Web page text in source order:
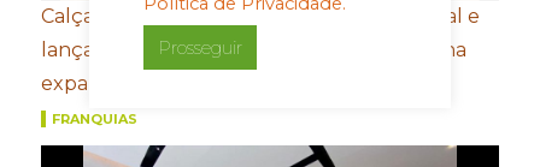
Prosseguir
Calçados Bibi amplia presença internacional e
lança e-commerce em Honduras de olho na
expansão na América Central
FRANQUIAS